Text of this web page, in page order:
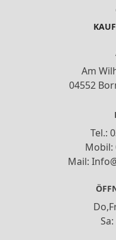
Am
04552
Tel.:
Mobil:
Mail: